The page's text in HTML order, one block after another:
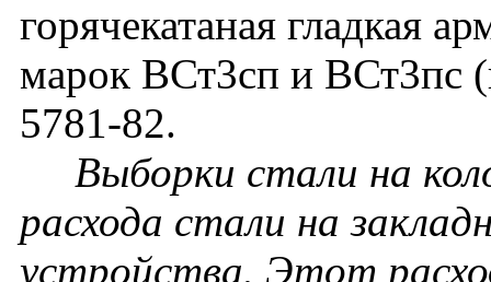
горячекатаная гладкая
марок ВСт3сп и ВСт3пс
5781-82.
Выборки стали на
расхода стали на
устройства. Этот